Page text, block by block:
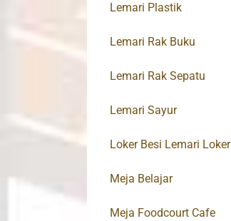
Lemari Plastik
Lemari Rak Buku
Lemari Rak Sepatu
Lemari Sayur
Loker Besi Lemari Loker
Meja Belajar
Meja Foodcourt Cafe